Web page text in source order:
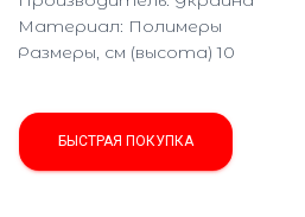
Материал: Полимеры
Размеры, см (высота) 10
БЫСТРАЯ ПОКУПКА